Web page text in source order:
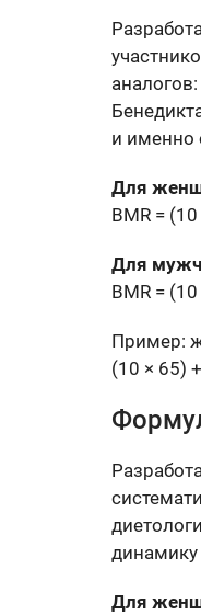
и именно
Для
BMR =
Для
BMR =
Пример:
(10 × 65)
Для